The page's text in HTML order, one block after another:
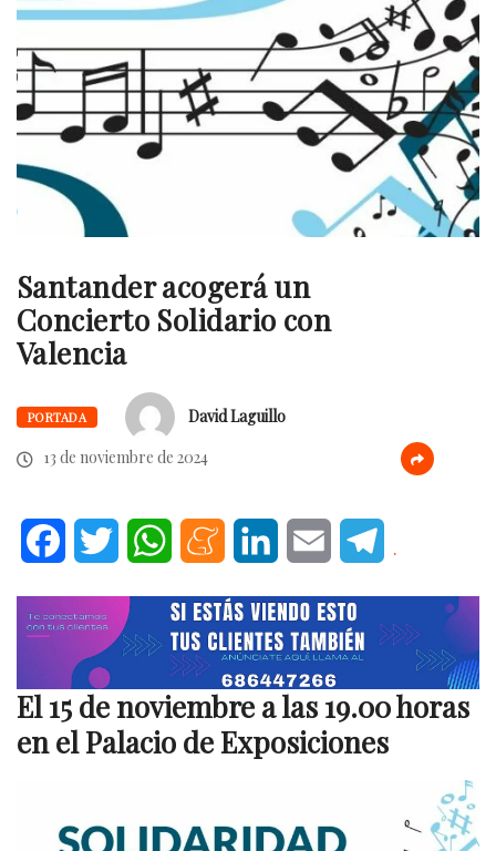
Santander acogerá un
Concierto Solidario con
Valencia
PORTADA
David Laguillo
13 de noviembre de 2024
FacebookTwitter WhatsAppMeneameLinkedInEmail .
El 15 de noviembre a las 19.00 horas
en el Palacio de Exposiciones